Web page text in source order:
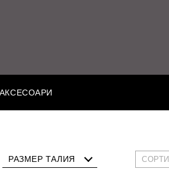
АКСЕСОАРИ
РАЗМЕР ТАЛИЯ